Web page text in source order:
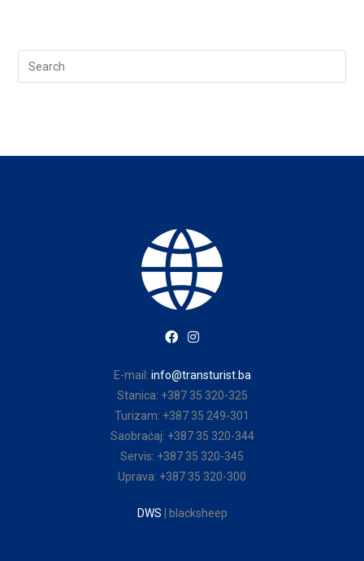
E-mail: info@transturist.ba
Stanica: +387 35 320-325
Turizam: +387 35 249-301
Saobraćaj: +387 35 320-344
Servis: +387 35 320-345
Uprava: +387 35 320-300
DWS | blacksheep